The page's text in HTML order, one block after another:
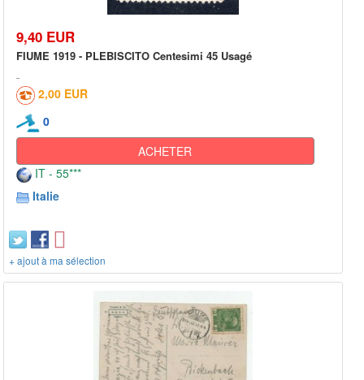
9,40 EUR
FIUME 1919 - PLEBISCITO Centesimi 45 Usagé
2,00 EUR
0
ACHETER
IT - 55***
Italie
+ ajout à ma sélection